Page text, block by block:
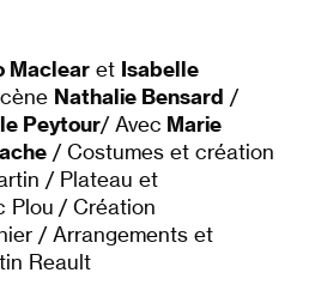
Maclear et Isabelle
Nathalie Bensard /
Peytour/ Avec Marie
/ Costumes et création
/ Plateau et
Plou / Création
/ Arrangements et
Reault